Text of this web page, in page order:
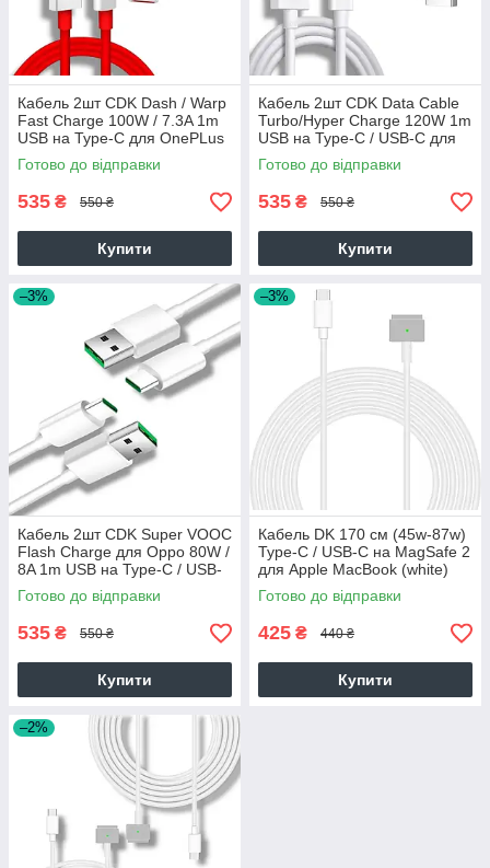
Кабель 2шт CDK Dash / Warp
Fast Charge 100W / 7.3A 1m
USB на Type-C для OnePLus
(017625) (red)
Готово до відправки
535 ₴ 550 ₴
Купити
Кабель 2шт CDK Data Cable
Turbo/Hyper Charge 120W 1m
USB на Type-C / USB-C для
Xiaomi (OEM) (015276)
(white)
Готово до відправки
535 ₴ 550 ₴
Купити
–3%
Кабель 2шт CDK Super VOOC
Flash Charge для Oppo 80W /
8A 1m USB на Type-C / USB-
C (QC03) (018634) (white)
Готово до відправки
535 ₴ 550 ₴
Купити
–3%
Кабель DK 170 см (45w-87w)
Type-C / USB-C на MagSafe 2
для Apple MacBook (white)
Готово до відправки
425 ₴ 440 ₴
Купити
–2%